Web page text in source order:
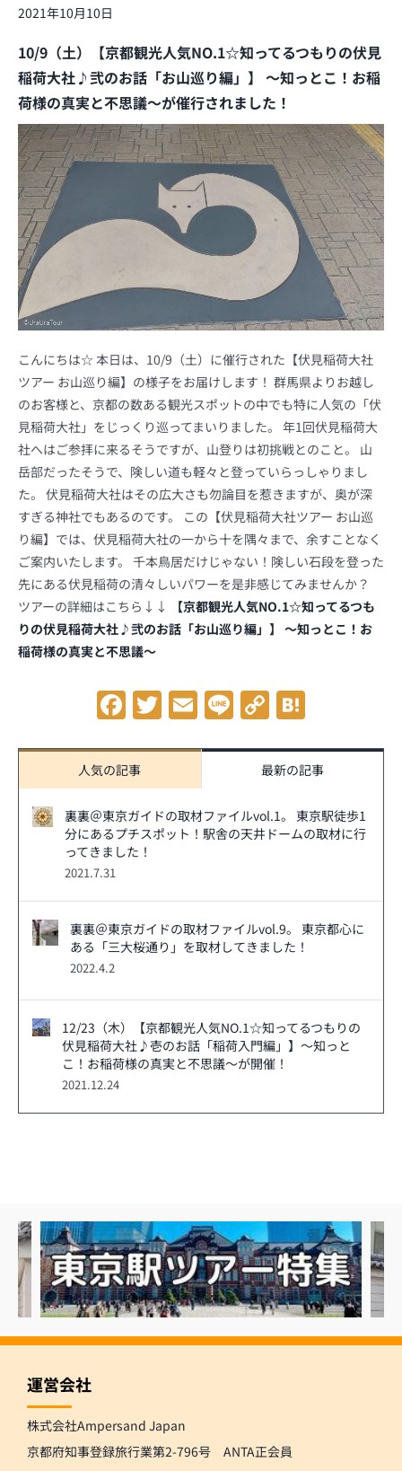
2021年10月10日
10/9（土）【京都観光人気NO.1☆知ってるつもりの伏見
稲荷大社♪弐のお話「お山巡り編」】 ～知っとこ！お稲
荷様の真実と不思議～が催行されました！
こんにちは☆ 本日は、10/9（土）に催行された【伏見稲荷大社
ツアー お山巡り編】の様子をお届けします！ 群馬県よりお越し
のお客様と、京都の数ある観光スポットの中でも特に人気の「伏
見稲荷大社」をじっくり巡ってまいりました。 年1回伏見稲荷大
社へはご参拝に来るそうですが、山登りは初挑戦とのこと。 山
岳部だったそうで、険しい道も軽々と登っていらっしゃりまし
た。 伏見稲荷大社はその広大さも勿論目を惹きますが、奥が深
すぎる神社でもあるのです。 この【伏見稲荷大社ツアー お山巡
り編】では、伏見稲荷大社の一から十を隅々まで、余すことなく
ご案内いたします。 千本鳥居だけじゃない！険しい石段を登った
先にある伏見稲荷の清々しいパワーを是非感じてみませんか？
ツアーの詳細はこちら↓↓
【京都観光人気NO.1☆知ってるつも
りの伏見稲荷大社♪弐のお話「お山巡り編」】 ～知っとこ！お
稲荷様の真実と不思議～
Facebook
Twitter
Email
LineCopy
Link
人気の記事 最新の記事
裏裏＠東京ガイドの取材ファイルvol.1。 東京駅徒歩1
分にあるプチスポット！駅舎の天井ドームの取材に行
ってきました！
2021.7.31
裏裏＠東京ガイドの取材ファイルvol.9。 東京都心に
ある「三大桜通り」を取材してきました！
2022.4.2
12/23（木）【京都観光人気NO.1☆知ってるつもりの
伏見稲荷大社♪壱のお話「稲荷入門編」】～知っと
こ！お稲荷様の真実と不思議～が開催！
2021.12.24
運営会社
株式会社Ampersand Japan
京都府知事登録旅行業第2-796号 ANTA正会員